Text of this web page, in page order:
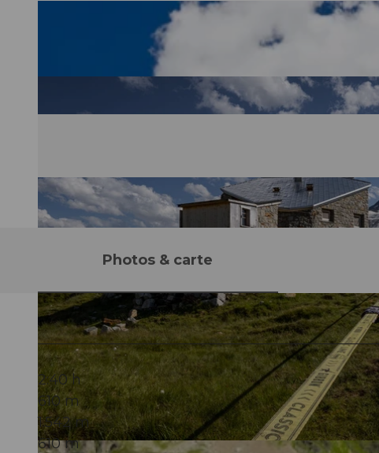
© Andermatt-Urserntal Tourismus GmbH, Ferienregion Andermatt
Photos & carte
2:40 h
610 m
1.542 m
610 m